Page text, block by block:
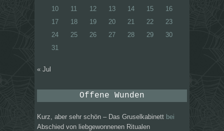
10
11 12 13 14 15
16
17
18 19 20 21 22
23
24
25 26 27 28 29
30
31
« Jul
Offene Wunden
Kurz, aber sehr schön – Das Gruselkabinett bei
Abschied von liebgewonnenen Ritualen